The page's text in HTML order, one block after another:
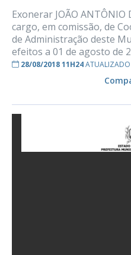
Exonerar JOÃO ANTÔNIO
cargo, em comissão, de
de Administração deste
efeitos a 01 de agosto de
28/08/2018 11H24